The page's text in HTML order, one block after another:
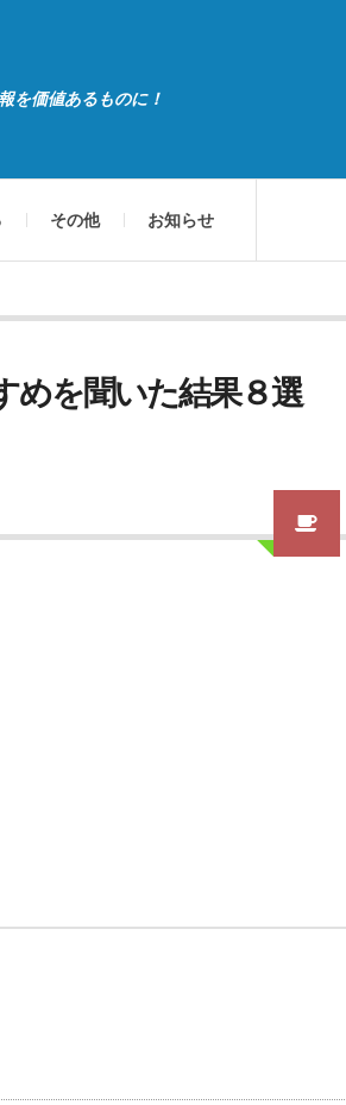
を価値あるものに！
その他 お知らせ
めを聞いた結果８選